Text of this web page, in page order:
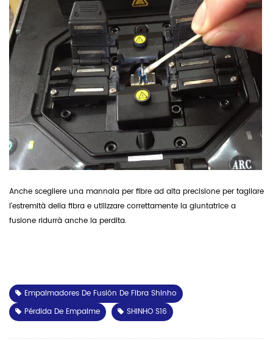
Anche scegliere una mannaia per fibre ad alta precisione per tagliare
l'estremità della fibra e utilizzare correttamente la giuntatrice a
fusione ridurrà anche la perdita.
Empalmadores De Fusión De Fibra Shinho
Pérdida De Empalme
SHINHO S16